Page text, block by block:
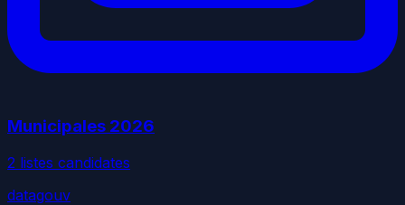
Municipales 2026
2 listes candidates
datagouv